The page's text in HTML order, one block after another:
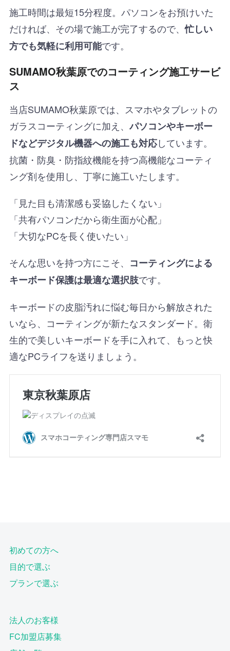
施工時間は最短15分程度。パソコンをお預けいた
だければ、その場で施工が完了するので、忙しい
方でも気軽に利用可能です。
SUMAMO秋葉原でのコーティング施工サービ
ス
当店SUMAMO秋葉原では、スマホやタブレットの
ガラスコーティングに加え、パソコンやキーボー
ドなどデジタル機器への施工も対応しています。
抗菌・防臭・防指紋機能を持つ高機能なコーティ
ング剤を使用し、丁寧に施工いたします。
「見た目も清潔感も妥協したくない」
「共有パソコンだから衛生面が心配」
「大切なPCを長く使いたい」
そんな思いを持つ方にこそ、 コーティングによる
キーボード保護は最適な選択肢です。
キーボードの皮脂汚れに悩む毎日から解放された
いなら、コーティングが新たなスタンダード。衛
生的で美しいキーボードを手に入れて、もっと快
適なPCライフを送りましょう。
初めての方へ
目的で選ぶ
プランで選ぶ
法人のお客様
FC加盟店募集